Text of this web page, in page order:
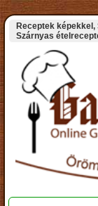
Receptek
Szárnyas